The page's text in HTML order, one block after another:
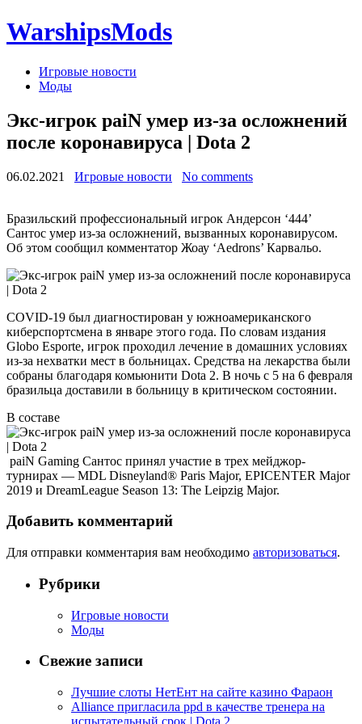
WarshipsMods
Игровые новости
Моды
Экс-игрок paiN умер из-за осложнений
после коронавируса | Dota 2
06.02.2021 Игровые новости No comments
Бразильский профессиональный игрок Андерсон ‘444’
Сантос умер из-за осложнений, вызванных коронавирусом.
Об этом сообщил комментатор Жоау ‘Aedrons’ Карвальо.
COVID-19 был диагностирован у южноамериканского
киберспортсмена в январе этого года. По словам издания
Globo Esporte, игрок проходил лечение в домашних условиях
из-за нехватки мест в больницах. Средства на лекарства были
собраны благодаря комьюнити Dota 2. В ночь с 5 на 6 февраля
бразильца доставили в больницу в критическом состоянии.
В составе
paiN Gaming Сантос принял участие в трех мейджор-
турнирах — MDL Disneyland® Paris Major, EPICENTER Major
2019 и DreamLeague Season 13: The Leipzig Major.
Добавить комментарий
Для отправки комментария вам необходимо авторизоваться.
Рубрики
Игровые новости
Моды
Свежие записи
Лучшие слоты НетЕнт на сайте казино Фараон
Alliance пригласила ppd в качестве тренера на
испытательный срок | Dota 2